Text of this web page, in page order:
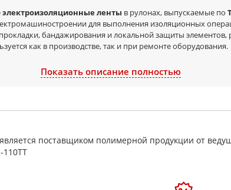
электроизоляционные ленты в рулонах, выпускаемые по
для выполнения изоляционных
бандажирования и локальной защиты
как в производстве, так и при ремонте оборудования.
(изоляционные слои, бандажирование, изоляция
работы.
Показать описание полностью
поставщиком полимерной продукции от
110ТТ